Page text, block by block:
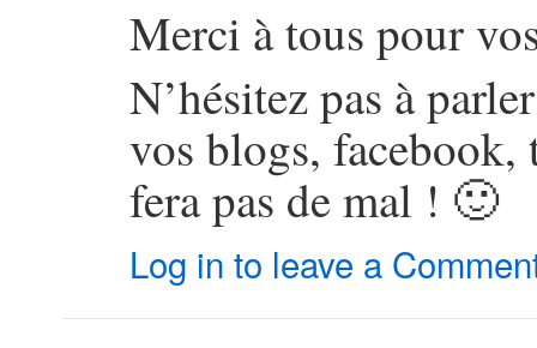
Merci à tous pour
N’hésitez pas à
vos blogs,
fera pas de mal ! 🙂
Log in to leave a